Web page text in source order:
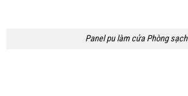
Panel pu làm cửa Phòng sạch